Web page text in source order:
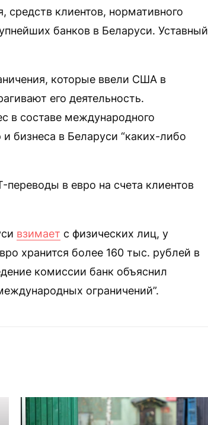
средств клиентов, нормативного
банков в Беларуси. Уставный
которые ввели США в
его деятельность.
в составе международного
бизнеса в Беларуси “каких-либо
переводы в евро на счета клиентов
взимает с физических лиц, у
хранится более 160 тыс. рублей в
комиссии банк объяснил
ограничений”.